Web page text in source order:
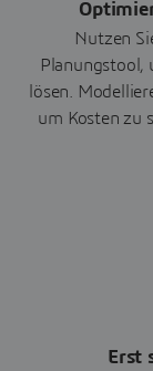
Nutzen
Planungstool,
lösen.
um Kosten zu
Erst